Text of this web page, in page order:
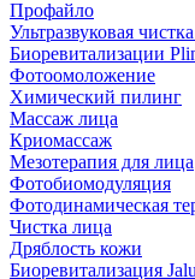
Профайло
Ультразвуковая
Биоревитализации
Фотоомоложение
Химический пилинг
Массаж лица
Криомассаж
Мезотерапия для лица
Фотобиомодуляция
Фотодинамическая
Чистка лица
Дряблость кожи
Биоревитализация